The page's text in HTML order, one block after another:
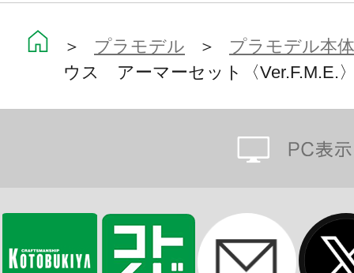
＞ プラモデル ＞ プラモデル本体
ウス アーマーセット〈Ver.F.M.E.